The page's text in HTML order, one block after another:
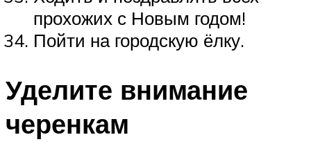
прохожих с Новым годом!
Пойти на городскую ёлку.
Уделите внимание
черенкам